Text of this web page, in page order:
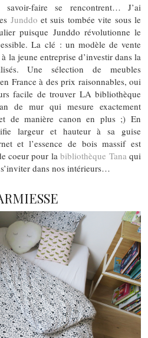
faire se rencontrent… J’ai
Junddo et suis tombée vite sous le
puisque Junddo révolutionne le
La clé : un modèle de vente
la jeune entreprise d’investir dans la
Une sélection de meubles
France à des prix raisonnables, oui
facile de trouver LA bibliothèque
de mur qui mesure exactement
de manière canon en plus ;) En
largeur et hauteur à sa guise
et l’essence de bois massif est
coeur pour labibliothèque Tana qui
dans nos intérieurs…